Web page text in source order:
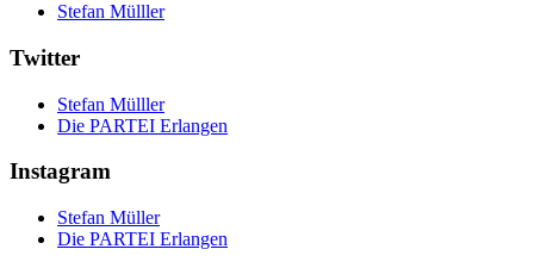
Stefan Mülller
Twitter
Stefan Mülller
Die PARTEI Erlangen
Instagram
Stefan Müller
Die PARTEI Erlangen